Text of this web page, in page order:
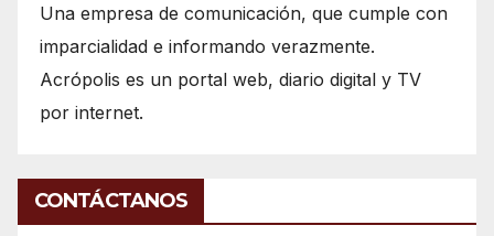
Una empresa de comunicación, que cumple con
imparcialidad e informando verazmente.
Acrópolis es un portal web, diario digital y TV
por internet.
CONTÁCTANOS